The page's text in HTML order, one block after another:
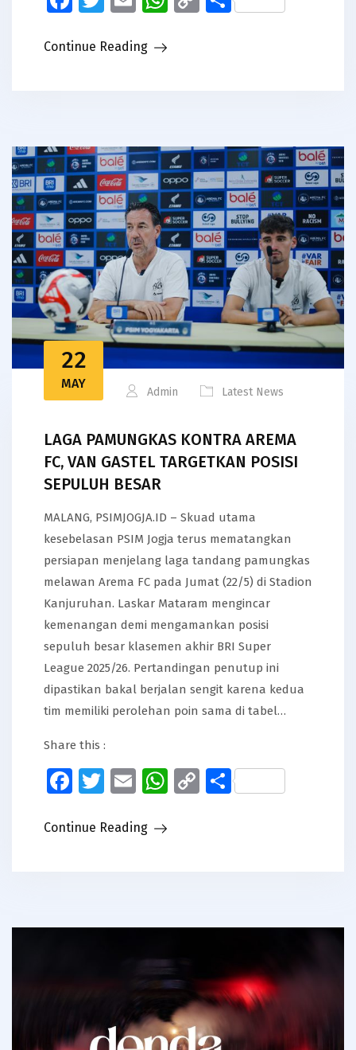
Continue Reading
22
MAY
Admin Latest News
LAGA PAMUNGKAS KONTRA AREMA
FC, VAN GASTEL TARGETKAN POSISI
SEPULUH BESAR
MALANG, PSIMJOGJA.ID – Skuad utama
kesebelasan PSIM Jogja terus mematangkan
persiapan menjelang laga tandang pamungkas
melawan Arema FC pada Jumat (22/5) di Stadion
Kanjuruhan. Laskar Mataram mengincar
kemenangan demi mengamankan posisi
sepuluh besar klasemen akhir BRI Super
League 2025/26. Pertandingan penutup ini
dipastikan bakal berjalan sengit karena kedua
tim memiliki perolehan poin sama di tabel…
Share this :
Facebook
Twitter
EmailWhatsApp
CopyShare
Continue Reading